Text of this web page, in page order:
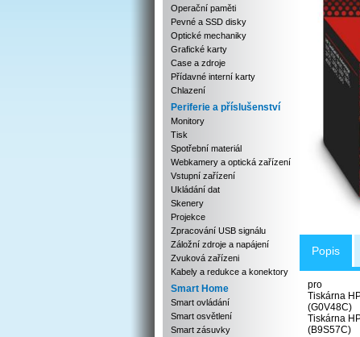
Operační paměti
Pevné a SSD disky
Optické mechaniky
Grafické karty
Case a zdroje
Přídavné interní karty
Chlazení
Periferie a příslušenství
Monitory
Tisk
Spotřební materiál
Webkamery a optická zařízení
Vstupní zařízení
Ukládání dat
Skenery
Projekce
Zpracování USB signálu
Záložní zdroje a napájení
Zvuková zařízeni
Kabely a redukce a konektory
Smart Home
Smart ovládání
Smart osvětlení
Smart zásuvky
Popis
pro
Tiskárna
(G0V48C)
Tiskárna
(B9S57C)